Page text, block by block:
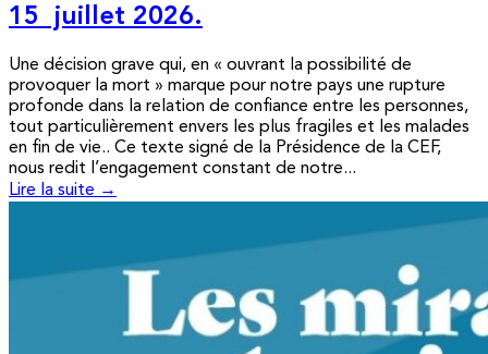
15 juillet 2026.
Une décision grave qui, en « ouvrant la possibilité de
provoquer la mort » marque pour notre pays une rupture
profonde dans la relation de confiance entre les personnes,
tout particulièrement envers les plus fragiles et les malades
en fin de vie.. Ce texte signé de la Présidence de la CEF,
nous redit l’engagement constant de notre...
Lire la suite →